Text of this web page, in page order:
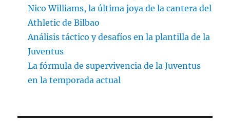
Nico Williams, la última joya de la cantera del
Athletic de Bilbao
Análisis táctico y desafíos en la plantilla de la
Juventus
La fórmula de supervivencia de la Juventus
en la temporada actual